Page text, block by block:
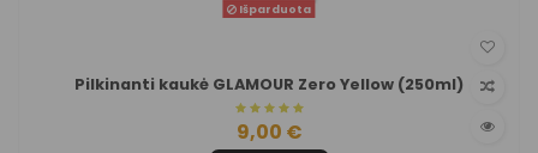
Išparduota
Pilkinanti kaukė GLAMOUR Zero Yellow (250ml)
9,00 €